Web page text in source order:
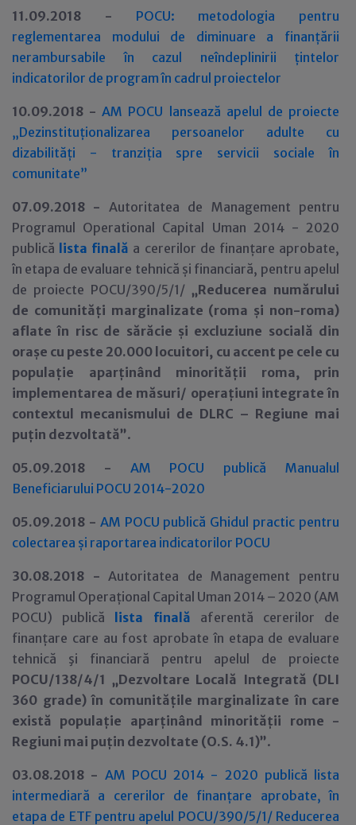
11.09.2018 - POCU: metodologia pentru
reglementarea modului de diminuare a finanțării
nerambursabile în cazul neîndeplinirii țintelor
indicatorilor de program în cadrul proiectelor
10.09.2018 -AM POCU lansează apelul de proiecte
„Dezinstituționalizarea persoanelor adulte cu
dizabilități - tranziția spre servicii sociale în
comunitate”
07.09.2018 - Autoritatea de Management pentru
Programul Operational Capital Uman 2014 - 2020
publică lista finală a cererilor de finanțare aprobate,
în etapa de evaluare tehnică și financiară, pentru apelul
de proiecte POCU/390/5/1/ „Reducerea numărului
de comunități marginalizate (roma și non-roma)
aflate în risc de sărăcie și excluziune socială din
orașe cu peste 20.000 locuitori, cu accent pe cele cu
populație aparținând minorității roma, prin
implementarea de măsuri/ operațiuni integrate în
contextul mecanismului de DLRC – Regiune mai
puțin dezvoltată”.
05.09.2018 - AM POCU publică Manualul
Beneficiarului POCU 2014-2020
05.09.2018 - AM POCU publică Ghidul practic pentru
colectarea și raportarea indicatorilor POCU
30.08.2018 -Autoritatea de Management pentru
Programul Operațional Capital Uman 2014 – 2020 (AM
POCU) publică
lista finală aferentă cererilor de
finanțare care au fost aprobate în etapa de evaluare
tehnică şi financiară pentru apelul de proiecte
POCU/138/4/1 „Dezvoltare Locală Integrată (DLI
360 grade) în comunitățile marginalizate în care
există populație aparținând minorității rome -
Regiuni mai puțin dezvoltate (O.S. 4.1)”.
03.08.2018 - AM POCU 2014 - 2020 publică lista
intermediară a cererilor de finanțare aprobate, în
etapa de ETF pentru apelul POCU/390/5/1/ Reducerea